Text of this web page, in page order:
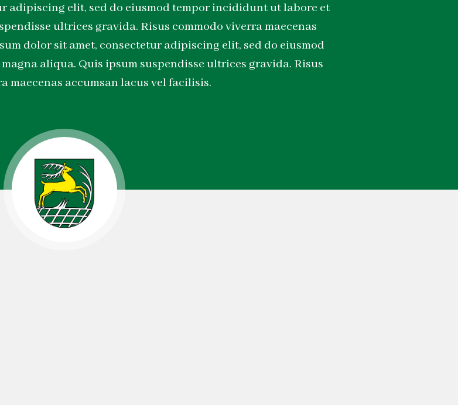
adipiscing elit, sed do eiusmod tempor incididunt ut labore et
ultrices gravida. Risus commodo viverra maecenas
dolor sit amet, consectetur adipiscing elit, sed do eiusmod
aliqua. Quis ipsum suspendisse ultrices gravida. Risus
maecenas accumsan lacus vel facilisis.